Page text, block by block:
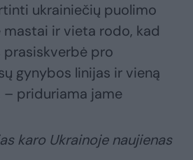
ukrainiečių puolimo
ir vieta rodo, kad
prasiskverbė pro
gynybos linijas ir vieną
– priduriama jame
karo Ukrainoje naujienas